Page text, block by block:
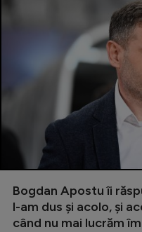
Bogdan Apostu îi
l-am dus și acolo, și
când nu mai lucrăm